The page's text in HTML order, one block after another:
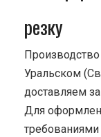
резку
Уральском
доставляем
Для